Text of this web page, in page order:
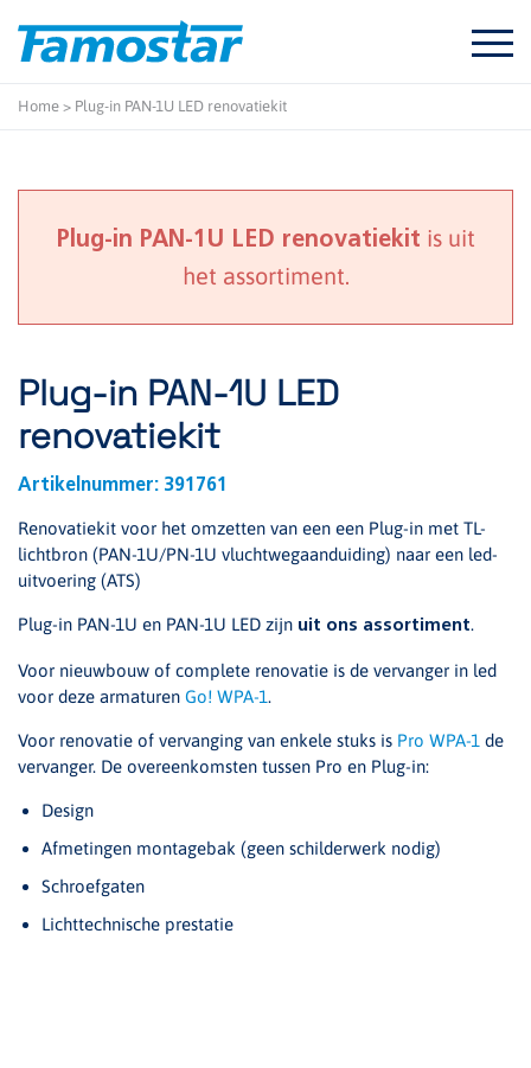
content
Home > Plug-in PAN-1U LED renovatiekit
Plug-in PAN-1U LED renovatiekit is uit
het assortiment.
Plug-in PAN-1U LED
renovatiekit
Artikelnummer: 391761
Renovatiekit voor het omzetten van een een Plug-in met TL-
lichtbron (PAN-1U/PN-1U vluchtwegaanduiding) naar een led-
uitvoering (ATS)
Plug-in PAN-1U en PAN-1U LED zijn uit ons assortiment.
Voor nieuwbouw of complete renovatie is de vervanger in led
voor deze armaturen Go! WPA-1.
Voor renovatie of vervanging van enkele stuks is Pro WPA-1 de
vervanger. De overeenkomsten tussen Pro en Plug-in:
Design
Afmetingen montagebak (geen schilderwerk nodig)
Schroefgaten
Lichttechnische prestatie